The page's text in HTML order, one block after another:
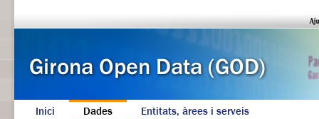
Inici Dades Entitats, àrees i serveis